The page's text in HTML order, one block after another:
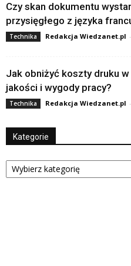
Czy skan dokumentu
przysięgłego z języka
Technika Redakcja Wiedzanet.pl -
Jak obniżyć koszty druku
jakości i wygody pracy?
Technika Redakcja Wiedzanet.pl -
Kategorie
Kategorie